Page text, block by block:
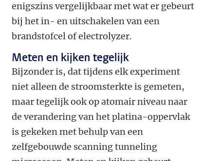
enigszins vergelijkbaar met wat er gebeurt
bij het in- en uitschakelen van een
brandstofcel of electrolyzer.
Meten en kijken tegelijk
Bijzonder is, dat tijdens elk experiment
niet alleen de stroomsterkte is gemeten,
maar tegelijk ook op atomair niveau naar
de verandering van het platina-oppervlak
is gekeken met behulp van een
zelfgebouwde scanning tunneling